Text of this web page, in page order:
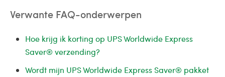
Verwante FAQ-onderwerpen
Hoe krijg ik korting op UPS Worldwide Express
Saver® verzending?
Wordt mijn UPS Worldwide Express Saver® pakket